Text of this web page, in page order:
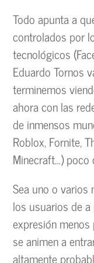
Todo apunta a
controlados por
tecnológicos
Eduardo Tornos
terminemos
ahora con las
de inmensos
Roblox, Fornite,
Minecraft…)
Sea uno o varios
los usuarios de
expresión
se animen a
altamente